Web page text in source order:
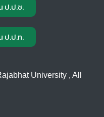
ป.ป.ช.
ป.ป.ท.
University , All